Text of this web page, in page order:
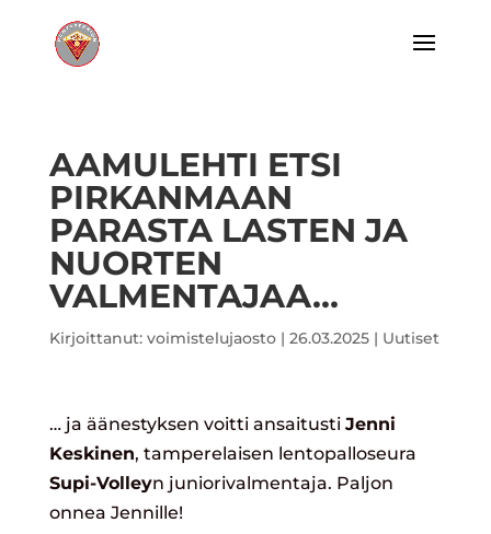
AAMULEHTI ETSI
PIRKANMAAN
PARASTA LASTEN JA
NUORTEN
VALMENTAJAA…
Kirjoittanut: voimistelujaosto| 26.03.2025| Uutiset
… ja äänestyksen voitti ansaitusti Jenni
Keskinen, tamperelaisen lentopalloseura
Supi-Volleyn juniorivalmentaja. Paljon
onnea Jennille!